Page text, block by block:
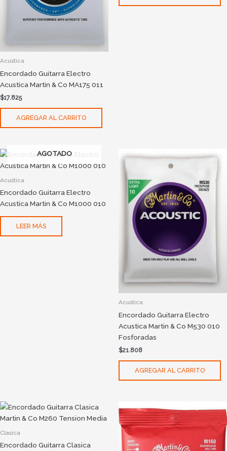
Acustica
Encordado Guitarra Electro
Acustica Martin & Co MA175 011
$17.825
AGREGAR AL CARRITO
AGOTADO
Acustica
Encordado Guitarra Electro
Acustica Martin & Co M1000 010
LEER MÁS
Acustica
Encordado Guitarra Electro
Acustica Martin & Co M530 010
Fosforadas
$21.808
AGREGAR AL CARRITO
Clasica
Encordado Guitarra Clasica